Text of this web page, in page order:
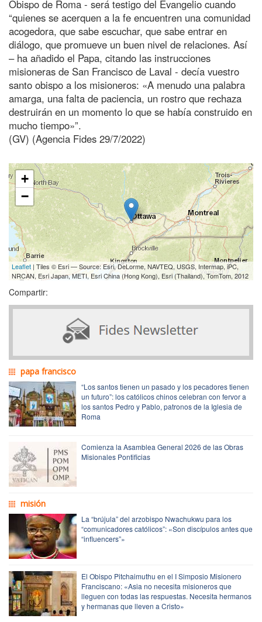
Obispo de Roma - será testigo del Evangelio cuando
“quienes se acerquen a la fe encuentren una comunidad
acogedora, que sabe escuchar, que sabe entrar en
diálogo, que promueve un buen nivel de relaciones. Así
– ha añadido el Papa, citando las instrucciones
misioneras de San Francisco de Laval - decía vuestro
santo obispo a los misioneros: «A menudo una palabra
amarga, una falta de paciencia, un rostro que rechaza
destruirán en un momento lo que se había construido en
mucho tiempo»”.
(GV) (Agencia Fides 29/7/2022)
+
−
Leaflet | Tiles © Esri — Source: Esri, DeLorme, NAVTEQ, USGS, Intermap, iPC,
NRCAN, Esri Japan, METI, Esri China (Hong Kong), Esri (Thailand), TomTom, 2012
Compartir:
papa francisco
“Los santos tienen un pasado y los pecadores tienen
un futuro”: los católicos chinos celebran con fervor a
los santos Pedro y Pablo, patronos de la Iglesia de
Roma
Comienza la Asamblea General 2026 de las Obras
Misionales Pontificias
misión
La “brújula” del arzobispo Nwachukwu para los
“comunicadores católicos”: «Son discípulos antes que
“influencers”»
El Obispo Pitchaimuthu en el I Simposio Misionero
Franciscano: «Asia no necesita misioneros que
lleguen con todas las respuestas. Necesita hermanos
y hermanas que lleven a Cristo»